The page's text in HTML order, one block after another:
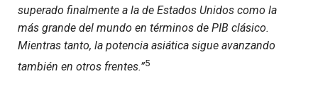
superado finalmente a la de Estados Unidos como la
más grande del mundo en términos de PIB clásico.
Mientras tanto, la potencia asiática sigue avanzando
también en otros frentes.”5